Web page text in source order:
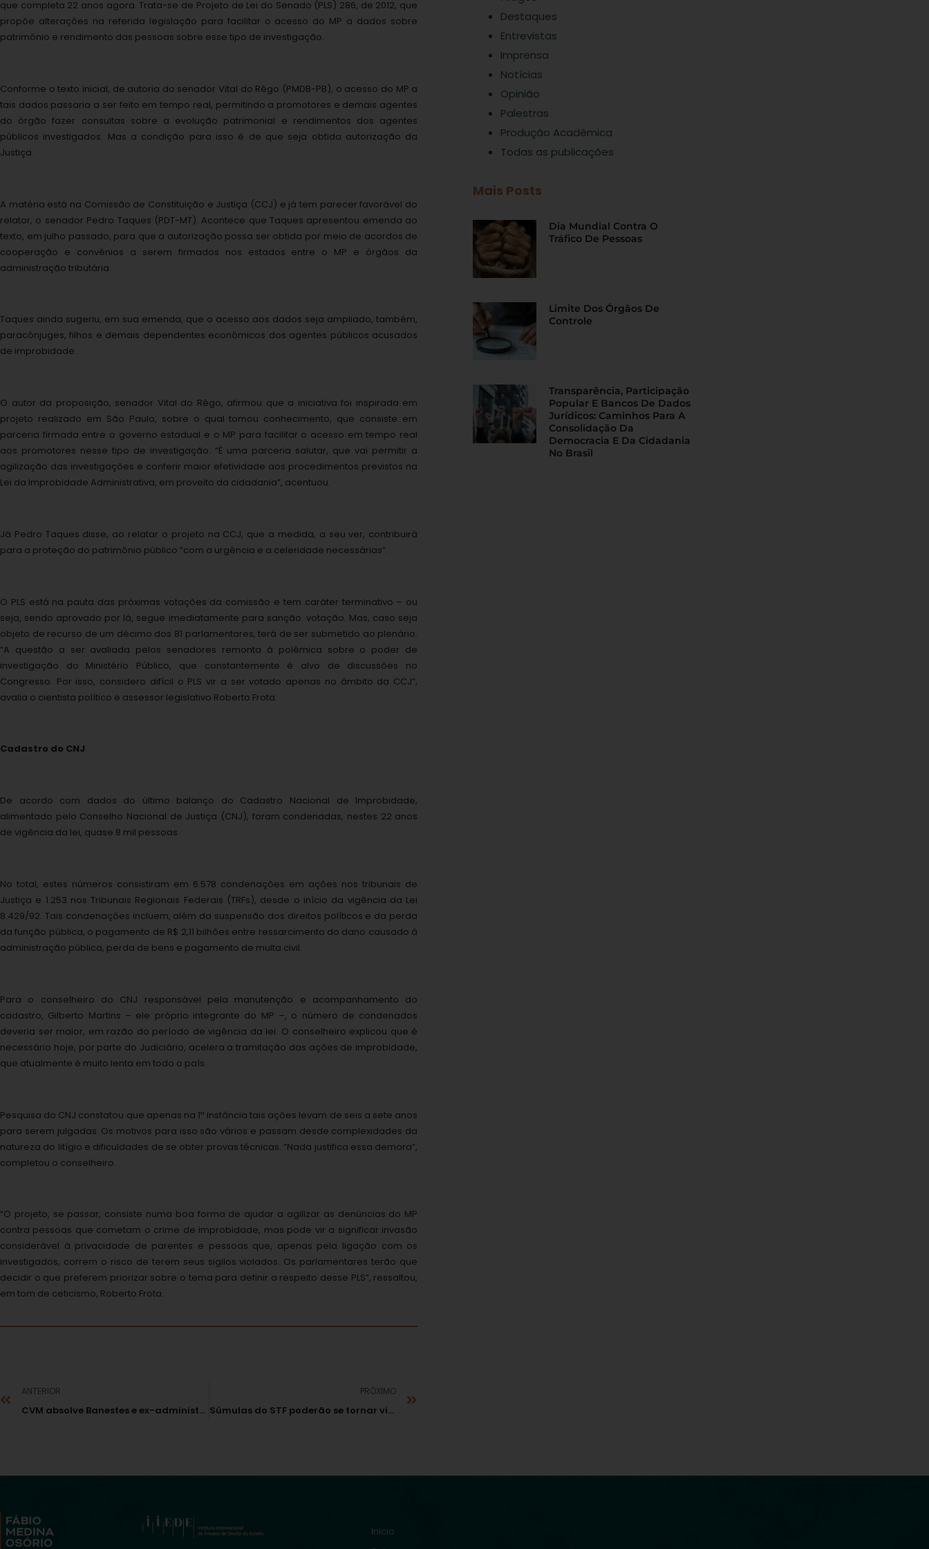
que completa 22 anos agora. Trata-se de Projeto de Lei do Senado (PLS) 286, de 2012, que
propõe alterações na referida legislação para facilitar o acesso do MP a dados sobre
patrimônio e rendimento das pessoas sobre esse tipo de investigação.
Conforme o texto inicial, de autoria do senador Vital do Rêgo (PMDB-PB), o acesso do MP a
tais dados passaria a ser feito em tempo real, permitindo a promotores e demais agentes
do órgão fazer consultas sobre a evolução patrimonial e rendimentos dos agentes
públicos investigados. Mas a condição para isso é de que seja obtida autorização da
Justiça.
A matéria está na Comissão de Constituição e Justiça (CCJ) e já tem parecer favorável do
relator, o senador Pedro Taques (PDT-MT). Acontece que Taques apresentou emenda ao
texto, em julho passado, para que a autorização possa ser obtida por meio de acordos de
cooperação e convênios a serem firmados nos estados entre o MP e órgãos da
administração tributária.
Taques ainda sugeriu, em sua emenda, que o acesso aos dados seja ampliado, também,
paracônjuges, filhos e demais dependentes econômicos dos agentes públicos acusados
de improbidade.
O autor da proposição, senador Vital do Rêgo, afirmou que a iniciativa foi inspirada em
projeto realizado em São Paulo, sobre o qual tomou conhecimento, que consiste em
parceria firmada entre o governo estadual e o MP para facilitar o acesso em tempo real
aos promotores nesse tipo de investigação. “É uma parceria salutar, que vai permitir a
agilização das investigações e conferir maior efetividade aos procedimentos previstos na
Lei da Improbidade Administrativa, em proveito da cidadania”, acentuou.
Já Pedro Taques disse, ao relatar o projeto na CCJ, que a medida, a seu ver, contribuirá
para a proteção do patrimônio público “com a urgência e a celeridade necessárias”.
O PLS está na pauta das próximas votações da comissão e tem caráter terminativo – ou
seja, sendo aprovado por lá, segue imediatamente para sanção. votação. Mas, caso seja
objeto de recurso de um décimo dos 81 parlamentares, terá de ser submetido ao plenário.
“A questão a ser avaliada pelos senadores remonta à polêmica sobre o poder de
investigação do Ministério Público, que constantemente é alvo de discussões no
Congresso. Por isso, considero difícil o PLS vir a ser votado apenas no âmbito da CCJ”,
avalia o cientista político e assessor legislativo Roberto Frota.
Cadastro do CNJ
De acordo com dados do último balanço do Cadastro Nacional de Improbidade,
alimentado pelo Conselho Nacional de Justiça (CNJ), foram condenadas, nestes 22 anos
de vigência da lei, quase 8 mil pessoas.
No total, estes números consistiram em 6.578 condenações em ações nos tribunais de
Justiça e 1.253 nos Tribunais Regionais Federais (TRFs), desde o início da vigência da Lei
8.429/92. Tais condenações incluem, além da suspensão dos direitos políticos e da perda
da função pública, o pagamento de R$ 2,11 bilhões entre ressarcimento do dano causado à
administração pública, perda de bens e pagamento de multa civil.
Para o conselheiro do CNJ responsável pela manutenção e acompanhamento do
cadastro, Gilberto Martins – ele próprio integrante do MP –, o número de condenados
deveria ser maior, em razão do período de vigência da lei. O conselheiro explicou que é
necessário hoje, por parte do Judiciário, acelera a tramitação das ações de improbidade,
que atualmente é muito lenta em todo o país.
Pesquisa do CNJ constatou que apenas na 1ª instância tais ações levam de seis a sete anos
para serem julgadas. Os motivos para isso são vários e passam desde complexidades da
natureza do litígio e dificuldades de se obter provas técnicas. “Nada justifica essa demora”,
completou o conselheiro.
“O projeto, se passar, consiste numa boa forma de ajudar a agilizar as denúncias do MP
contra pessoas que cometam o crime de improbidade, mas pode vir a significar invasão
considerável à privacidade de parentes e pessoas que, apenas pela ligação com os
investigados, correm o risco de terem seus sigilos violados. Os parlamentares terão que
decidir o que preferem priorizar sobre o tema para definir a respeito desse PLS”, ressaltou,
em tom de ceticismo, Roberto Frota.
ANTERIOR
CVM absolve Banestes e ex-administradores
PRÓXIMO
Súmulas do STF poderão se tornar vinculantes
Destaques
Entrevistas
Imprensa
Notícias
Opinião
Palestras
Produção Acadêmica
Todas as publicações
Mais Posts
Dia Mundial Contra O
Tráfico De Pessoas
Limite Dos Órgãos De
Controle
Transparência, Participação
Popular E Bancos De Dados
Jurídicos: Caminhos Para A
Consolidação Da
Democracia E Da Cidadania
No Brasil
Início